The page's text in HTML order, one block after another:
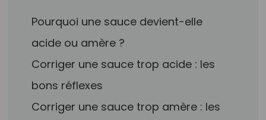
Pourquoi une sauce devient-elle
acide ou amère ?
Corriger une sauce trop acide : les
bons réflexes
Corriger une sauce trop amère : les